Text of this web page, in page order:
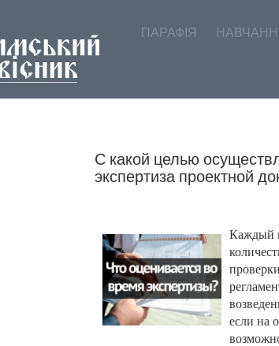
ПАРАФІЯ
С какой целью
экспертиза проектной
Каждый
если на